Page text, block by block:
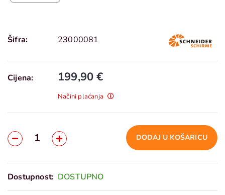
Šifra: 23000081
Cijena: 199,90 €
Načini plaćanja
DODAJ U KOŠARICU
Dostupnost: DOSTUPNO